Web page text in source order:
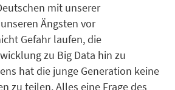
mit unserer
Ängsten vor
Gefahr laufen, die
zu Big Data hin zu
hat die junge Generation keine
zu teilen. Alles eine Frage des